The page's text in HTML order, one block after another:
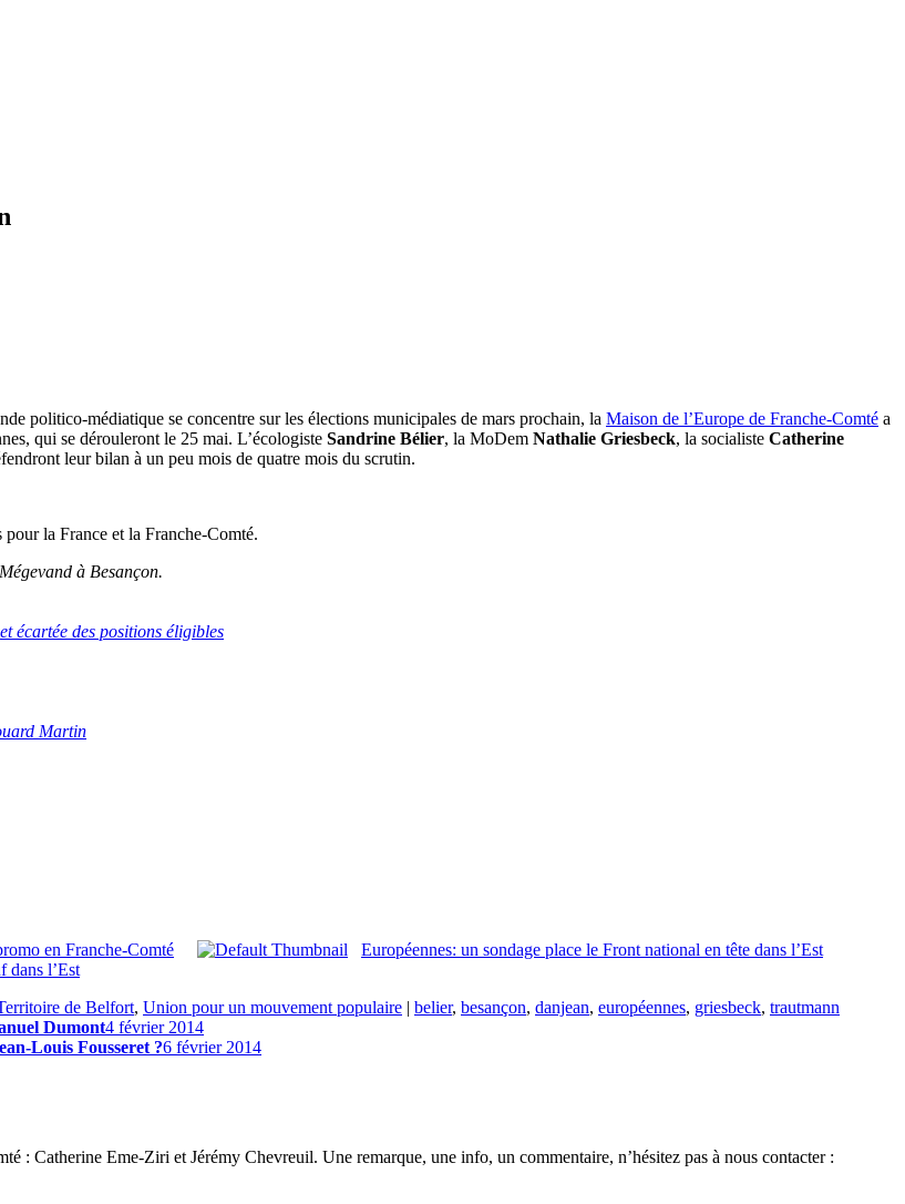
politico-médiatique se concentre sur les élections municipales de mars prochain, la Maison de l’Europe de Franche-Comté a
qui se dérouleront le 25 mai. L’écologiste Sandrine Bélier, la MoDem Nathalie Griesbeck, la socialiste Catherine
leur bilan à un peu mois de quatre mois du scrutin.
la France et la Franche-Comté.
à Besançon.
écartée des positions éligibles
Martin
en Franche-Comté
Européennes: un sondage place le Front national en tête dans l’Est
dans l’Est
de Belfort, Union pour un mouvement populaire | belier, besançon, danjean, européennes, griesbeck, trautmann
Dumont4 février 2014
Louis Fousseret ?6 février 2014
: Catherine Eme-Ziri et Jérémy Chevreuil. Une remarque, une info, un commentaire, n’hésitez pas à nous contacter :